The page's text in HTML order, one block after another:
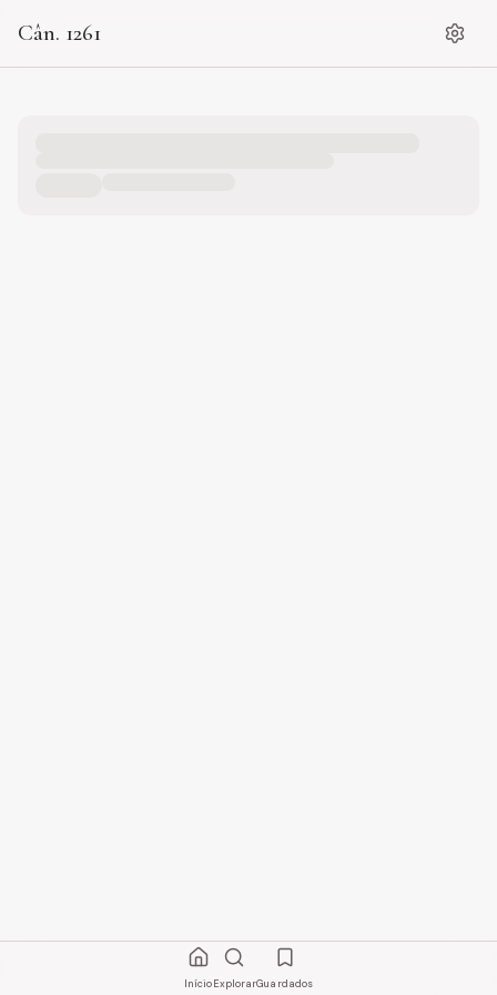
Cân. 1261
InícioExplorarGuardados